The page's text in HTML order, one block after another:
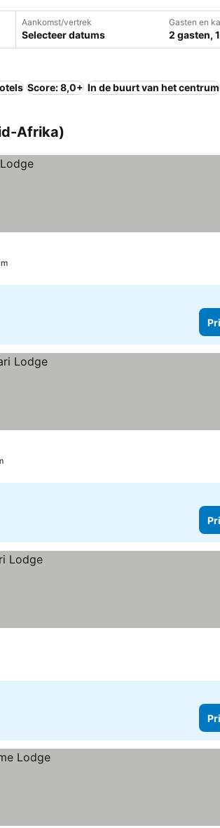
Aankomst/vertrek
Selecteer datums
Gasten en
2 gasten,
Score: 8,0+ In de buurt van het centrum
Afrika)